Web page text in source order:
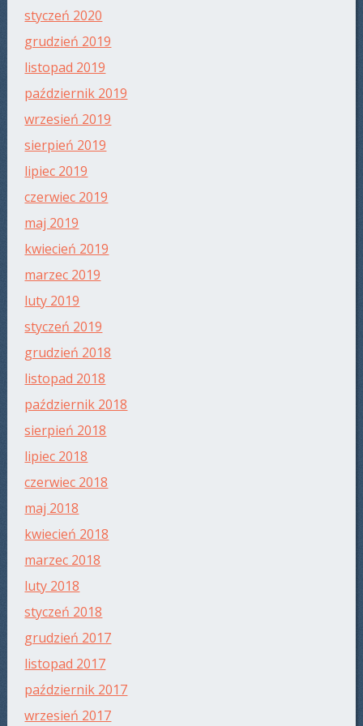
styczeń 2020
grudzień 2019
listopad 2019
październik 2019
wrzesień 2019
sierpień 2019
lipiec 2019
czerwiec 2019
maj 2019
kwiecień 2019
marzec 2019
luty 2019
styczeń 2019
grudzień 2018
listopad 2018
październik 2018
sierpień 2018
lipiec 2018
czerwiec 2018
maj 2018
kwiecień 2018
marzec 2018
luty 2018
styczeń 2018
grudzień 2017
listopad 2017
październik 2017
wrzesień 2017